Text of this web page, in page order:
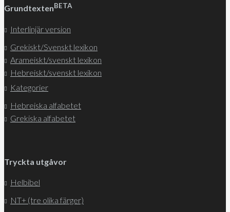
GrundtextenBETA
Interlinjär version
Grekiskt/Svenskt lexikon
Arameiskt/svenskt lexikon
Hebreiskt/svenskt lexikon
Kategorier
Hebreiska alfabetet
Grekiska alfabetet
Tryckta utgåvor
Helbibel
NT+ (tre olika färger)